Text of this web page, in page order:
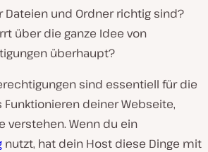
Dateien und Ordner richtig sind?
über die ganze Idee von
überhaupt?
sind essentiell für die
deiner Webseite,
verstehen. Wenn du ein
nutzt, hat dein Host diese Dinge mit